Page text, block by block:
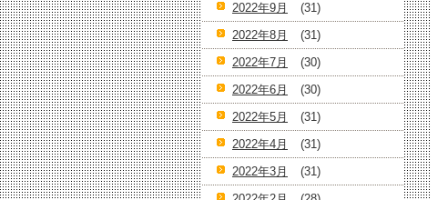
2022年9月
(31)
2022年8月
(31)
2022年7月
(30)
2022年6月
(30)
2022年5月
(31)
2022年4月
(31)
2022年3月
(31)